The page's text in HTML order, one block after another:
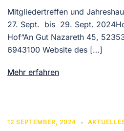
Mitgliedertreffen und
27. Sept. bis 29. Sept.
Hof“An Gut Nazareth 45,
6943100 Website des […]
Mehr erfahren
12 SEPTEMBER, 2024